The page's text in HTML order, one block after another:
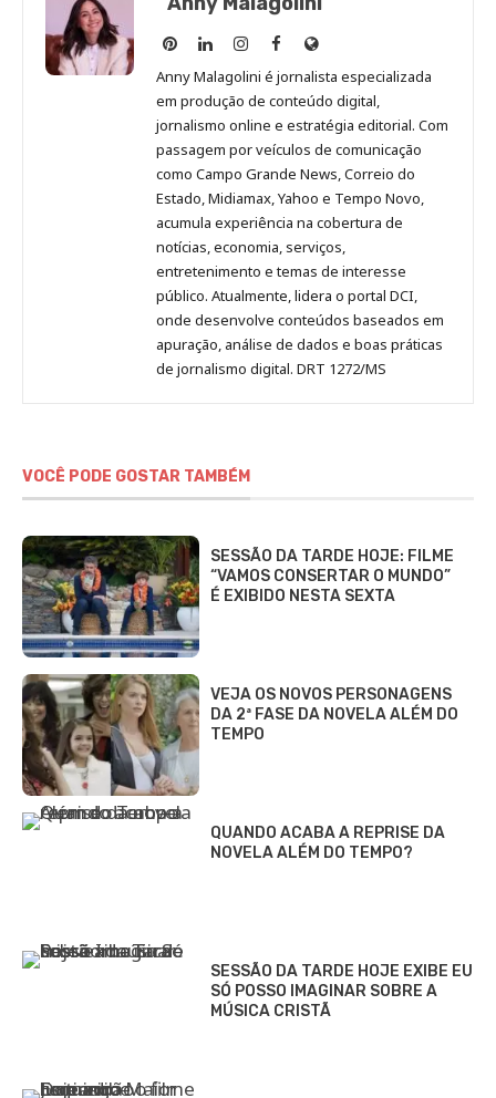
Anny
Malagolini
no
Pinterest
Anny
Malagolini
no
LinkedIn
Anny
Malagolini
no
Instagram
Anny
Malagolini
no
Facebook
Site
de
Anny
Malagolini
Anny Malagolini é jornalista especializada
em produção de conteúdo digital,
jornalismo online e estratégia editorial. Com
passagem por veículos de comunicação
como Campo Grande News, Correio do
Estado, Midiamax, Yahoo e Tempo Novo,
acumula experiência na cobertura de
notícias, economia, serviços,
entretenimento e temas de interesse
público. Atualmente, lidera o portal DCI,
onde desenvolve conteúdos baseados em
apuração, análise de dados e boas práticas
de jornalismo digital. DRT 1272/MS
VOCÊ PODE GOSTAR TAMBÉM
SESSÃO DA TARDE HOJE: FILME
“VAMOS CONSERTAR O MUNDO”
É EXIBIDO NESTA SEXTA
VEJA OS NOVOS PERSONAGENS
DA 2ª FASE DA NOVELA ALÉM DO
TEMPO
QUANDO ACABA A REPRISE DA
NOVELA ALÉM DO TEMPO?
SESSÃO DA TARDE HOJE EXIBE EU
SÓ POSSO IMAGINAR SOBRE A
MÚSICA CRISTÃ